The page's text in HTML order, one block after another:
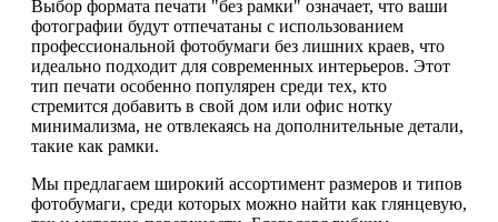
Выбор формата печати "без рамки" означает, что ваши
фотографии будут отпечатаны с использованием
профессиональной фотобумаги без лишних краев, что
идеально подходит для современных интерьеров. Этот
тип печати особенно популярен среди тех, кто
стремится добавить в свой дом или офис нотку
минимализма, не отвлекаясь на дополнительные детали,
такие как рамки.
Мы предлагаем широкий ассортимент размеров и типов
фотобумаги, среди которых можно найти как глянцевую,